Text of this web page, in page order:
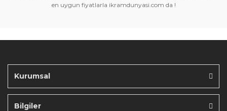
Ürün açıklamasında eksik bilgiler bulunuyor.
en uygun fiyatlarla ikramdunyasi.com da !
Kurumsal
Bilgiler